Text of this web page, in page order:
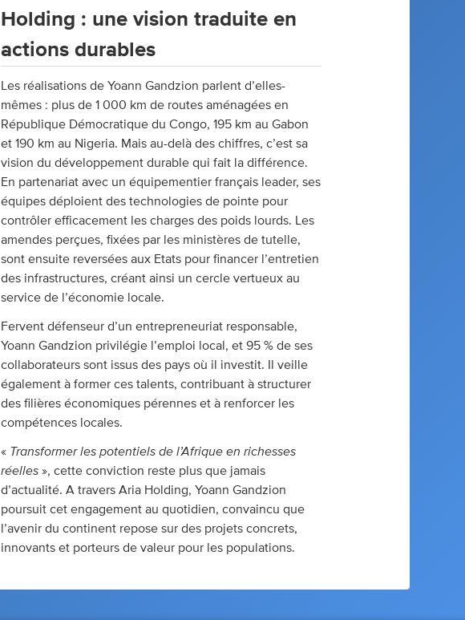
Holding : une vision traduite en
actions durables
Les réalisations de Yoann Gandzion parlent d’elles-
mêmes : plus de 1 000 km de routes aménagées en
République Démocratique du Congo, 195 km au Gabon
et 190 km au Nigeria. Mais au-delà des chiffres, c’est sa
vision du développement durable qui fait la différence.
En partenariat avec un équipementier français leader, ses
équipes déploient des technologies de pointe pour
contrôler efficacement les charges des poids lourds. Les
amendes perçues, fixées par les ministères de tutelle,
sont ensuite reversées aux Etats pour financer l’entretien
des infrastructures, créant ainsi un cercle vertueux au
service de l’économie locale.
Fervent défenseur d’un entrepreneuriat responsable,
Yoann Gandzion privilégie l’emploi local, et 95 % de ses
collaborateurs sont issus des pays où il investit. Il veille
également à former ces talents, contribuant à structurer
des filières économiques pérennes et à renforcer les
compétences locales.
« Transformer les potentiels de l’Afrique en richesses
réelles », cette conviction reste plus que jamais
d’actualité. A travers Aria Holding, Yoann Gandzion
poursuit cet engagement au quotidien, convaincu que
l’avenir du continent repose sur des projets concrets,
innovants et porteurs de valeur pour les populations.